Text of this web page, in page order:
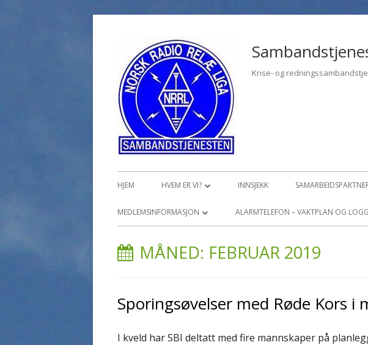
Krise- og
Primærmeny
HJEM HVEM ER VI?
ØVELSER, KURS OG OPPLÆRING
INNSJEKK
MEDLEMSINFORMASJON ALARMTELEFON – VAKTPLAN OG
MÅNED: FEBRUAR 2019
Sporingsøvelser med Røde Kors i
I kveld har SBI deltatt med fire mannskaper på